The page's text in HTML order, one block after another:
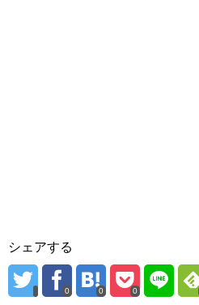
シェアする
0 0 0